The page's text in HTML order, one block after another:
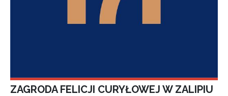
ZAGRODA FELICJI CURYŁOWEJ W ZALIPIU